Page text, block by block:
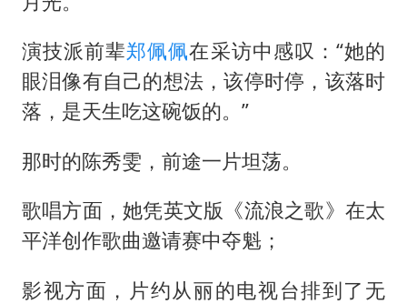
演技派前辈郑佩佩在采访中感叹：“她的
眼泪像有自己的想法，该停时停，该落时
落，是天生吃这碗饭的。”
那时的陈秀雯，前途一片坦荡。
歌唱方面，她凭英文版《流浪之歌》在太
平洋创作歌曲邀请赛中夺魁；
影视方面，片约从丽的电视台排到了无